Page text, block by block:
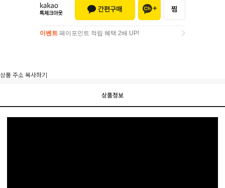
이벤트 페이포인트 적립 혜택 2배 UP!
상품 주소 복사하기
상품정보